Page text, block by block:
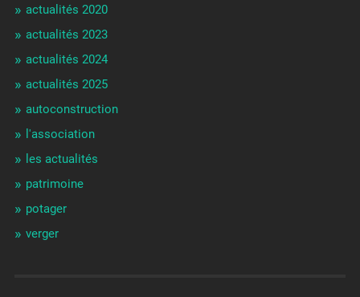
actualités 2020
actualités 2023
actualités 2024
actualités 2025
autoconstruction
l'association
les actualités
patrimoine
potager
verger